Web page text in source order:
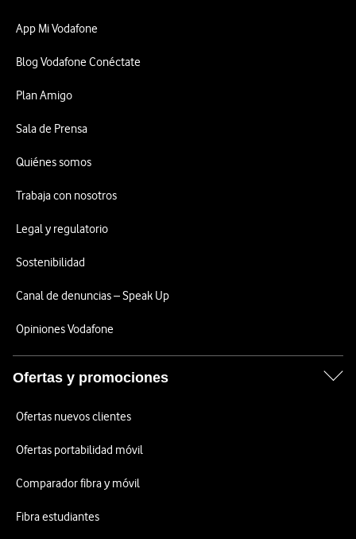
App Mi Vodafone
Blog Vodafone Conéctate
Plan Amigo
Sala de Prensa
Quiénes somos
Trabaja con nosotros
Legal y regulatorio
Sostenibilidad
Canal de denuncias – Speak Up
Opiniones Vodafone
Ofertas y promociones
Ofertas nuevos clientes
Ofertas portabilidad móvil
Comparador fibra y móvil
Fibra estudiantes